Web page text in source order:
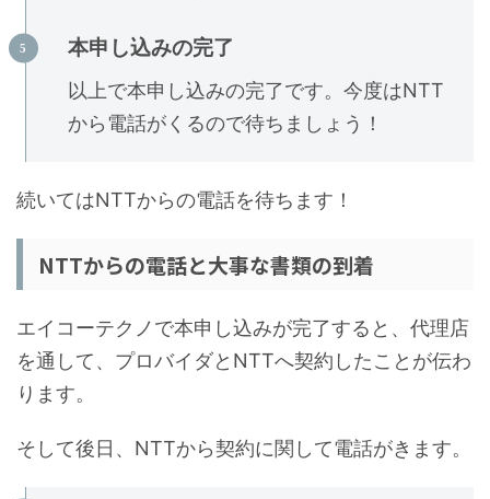
本申し込みの完了
以上で本申し込みの完了です。今度はNTT
から電話がくるので待ちましょう！
続いてはNTTからの電話を待ちます！
NTTからの電話と大事な書類の到着
エイコーテクノで本申し込みが完了すると、代理店
を通して、プロバイダとNTTへ契約したことが伝わ
ります。
そして後日、NTTから契約に関して電話がきます。